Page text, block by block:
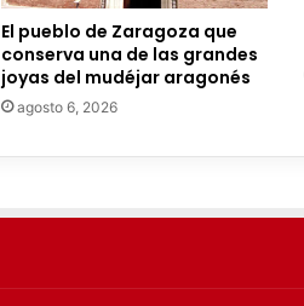
c
t
r
ó
n
El pueblo de Zaragoza que
conserva una de las grandes
joyas del mudéjar aragonés
agosto 6, 2026